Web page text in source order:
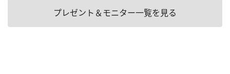
プレゼント＆モニター一覧を見る